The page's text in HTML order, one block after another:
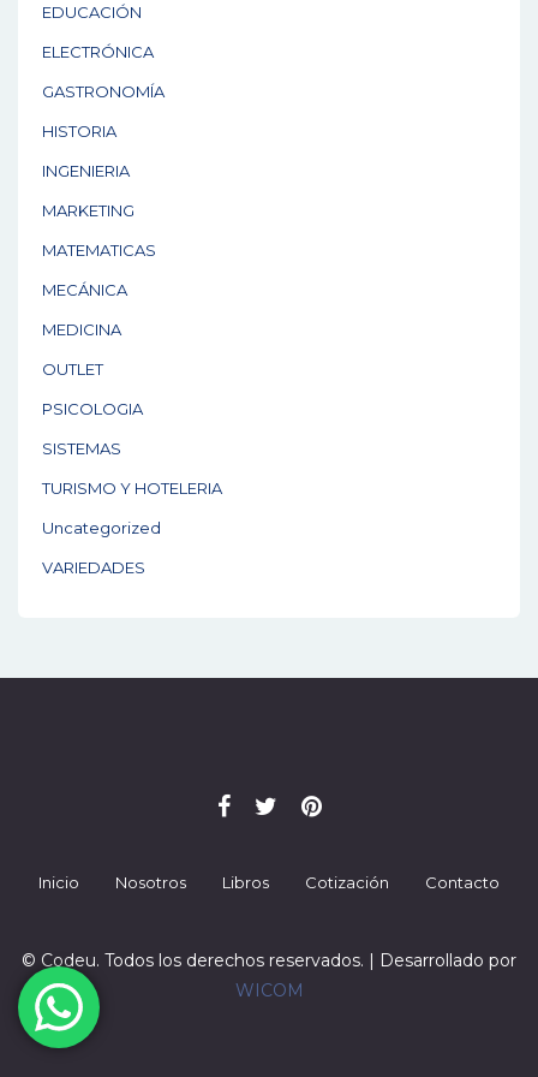
EDUCACIÓN
ELECTRÓNICA
GASTRONOMÍA
HISTORIA
INGENIERIA
MARKETING
MATEMATICAS
MECÁNICA
MEDICINA
OUTLET
PSICOLOGIA
SISTEMAS
TURISMO Y HOTELERIA
Uncategorized
VARIEDADES
Inicio Nosotros Libros Cotización Contacto
© Codeu. Todos los derechos reservados. | Desarrollado por
WICOM